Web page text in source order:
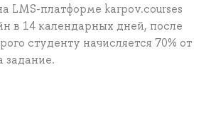
LMS-платформе karpov.courses
в 14 календарных дней, после
студенту начисляется 70% от
задание.